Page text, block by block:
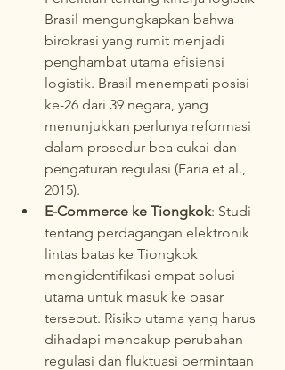
Brasil mengungkapkan bahwa
birokrasi yang rumit menjadi
penghambat utama efisiensi
logistik. Brasil menempati posisi
ke-26 dari 39 negara, yang
menunjukkan perlunya reformasi
dalam prosedur bea cukai dan
pengaturan regulasi (Faria et al.,
2015).
E-Commerce ke Tiongkok: Studi
tentang perdagangan elektronik
lintas batas ke Tiongkok
mengidentifikasi empat solusi
utama untuk masuk ke pasar
tersebut. Risiko utama yang harus
dihadapi mencakup perubahan
regulasi dan fluktuasi permintaan